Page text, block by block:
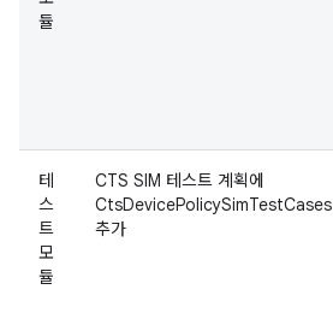
듈
테
스
트
모
듈
CTS SIM 테스트 계획에
CtsDevicePolicySimTestCases
추가